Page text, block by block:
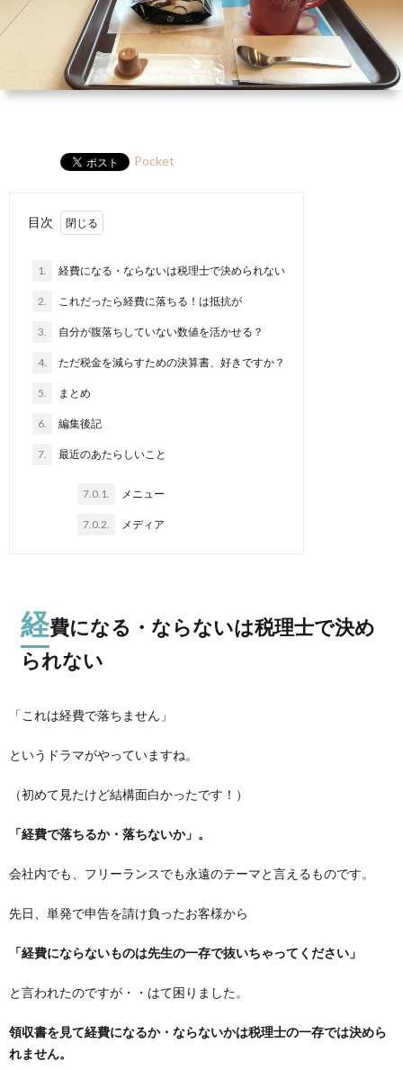
ー・
Pocket
目次
1. 経費になる・ならないは税理士で決められない
2. これだったら経費に落ちる！は抵抗が
3. 自分が腹落ちしていない数値を活かせる？
4. ただ税金を減らすための決算書、好きですか？
5. まとめ
6. 編集後記
7. 最近のあたらしいこと
7.0.1. メニュー
7.0.2. メディア
経費になる・ならないは税理士で決め
られない
「これは経費で落ちません」
というドラマがやっていますね。
（初めて見たけど結構面白かったです！）
「経費で落ちるか・落ちないか」。
会社内でも、フリーランスでも永遠のテーマと言えるものです。
先日、単発で申告を請け負ったお客様から
「経費にならないものは先生の一存で抜いちゃってください」
と言われたのですが・・はて困りました。
領収書を見て経費になるか・ならないかは税理士の一存では決めら
れません。